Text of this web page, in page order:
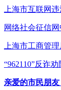
上海市互联网违
网络社会征信网
上海市工商管理
“962110”反诈劝
亲爱的市民朋